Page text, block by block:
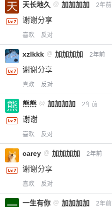
天长地久 @ 加加加加 2年前
谢谢分享
喜欢 反对
xzlkkk @ 加加加加 2年前
谢谢分享
喜欢 反对
熊熊 @ 加加加加 2年前
谢谢
喜欢 反对
carey @ 加加加加 2年前
谢谢分享
喜欢 反对
一生有你 @ 加加加加 2年前